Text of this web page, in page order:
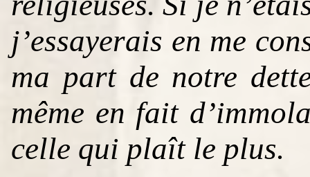
j’essayerais en me
ma part de notre
même en fait
celle qui plaît le plus.